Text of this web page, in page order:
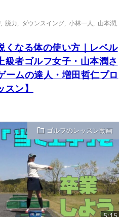
, 脱力 ダウンスイング 小林一人 山本潤
くなる体の使い方｜レベル
級者ゴルフ女子・山本潤さ
ームの達人・増田哲仁プロ
スン】
ゴルフのレッスン動画